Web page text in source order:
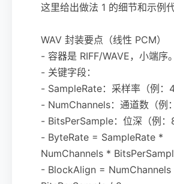
这里给出做法 1 的细节和示例代
WAV 封装要点（线性 PCM）
- 容器是 RIFF/WAVE，小端序。
- 关键字段：
- SampleRate：采样率（例：
- NumChannels：通道数（例：
- BitsPerSample：位深（例：8
- ByteRate = SampleRate *
NumChannels *
- BlockAlign = NumChannels